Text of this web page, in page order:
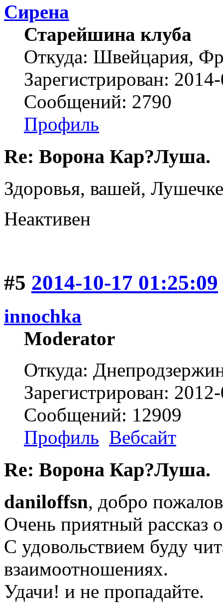
Сирена
Старейшина клуба
Откуда: Швейцария,
Зарегистрирован:
Сообщений: 2790
Профиль
Re: Ворона Кар?Луша.
Здоровья, вашей,
Неактивен
#5 2014-10-17 01:25:09
innochka
Moderator
Откуда:
Зарегистрирован:
Сообщений: 12909
Профиль Вебсайт
Re: Ворона Кар?Луша.
daniloffsn, добро
Очень приятный рассказ
С удовольствием буду
взаимоотношениях.
Удачи! и не пропадайте.